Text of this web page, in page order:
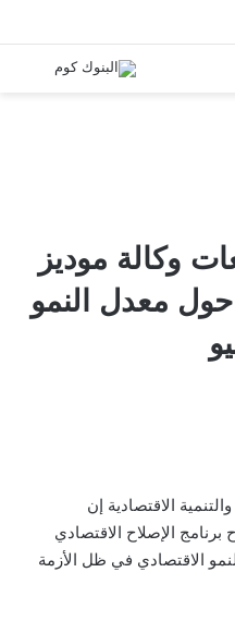
وكالة موديز
معدل النمو
الاقتصادية إن
الإصلاح الاقتصادي
الاقتصادي في ظل الأزمة